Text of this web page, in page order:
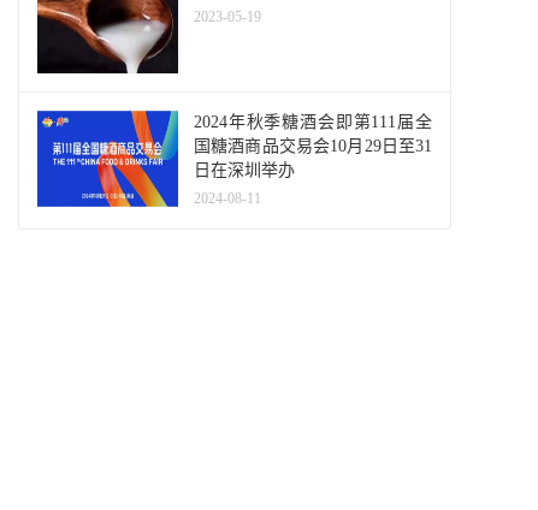
2023-05-19
2024年秋季糖酒会即第111届全
国糖酒商品交易会10月29日至31
日在深圳举办
2024-08-11